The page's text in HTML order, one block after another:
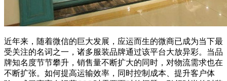
近年来，随着微信的巨大发展，应运而生的微商已成为当下最
受关注的名词之一，诸多服装品牌通过该平台大放异彩。当品
牌知名度节节攀升，销售量不断扩大的同时，对物流需求也在
不断扩张。如何提高运输效率，同时控制成本、提升客户体